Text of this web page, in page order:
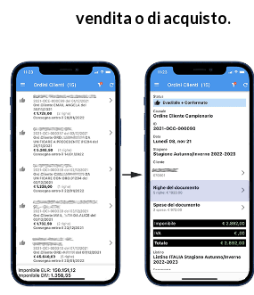
vendita o di acquisto.